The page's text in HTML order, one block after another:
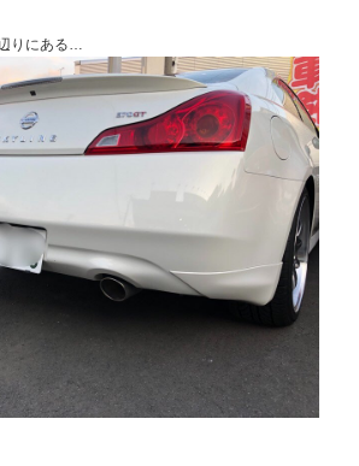
りにある…